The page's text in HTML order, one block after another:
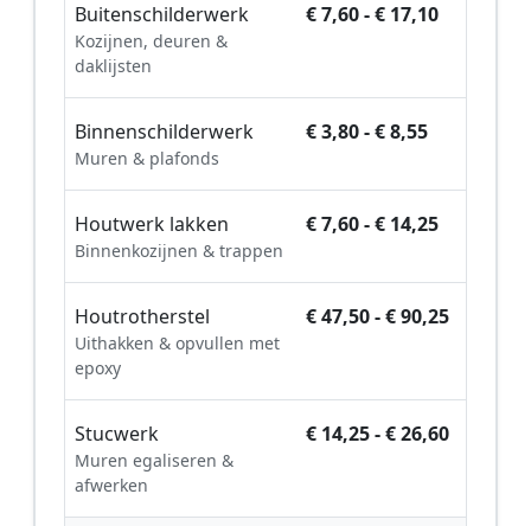
Buitenschilderwerk
Kozijnen, deuren &
daklijsten
€ 7,60 - € 17,10
Binnenschilderwerk
Muren & plafonds
€ 3,80 - € 8,55
Houtwerk lakken
Binnenkozijnen & trappen
€ 7,60 - € 14,25
Houtrotherstel
Uithakken & opvullen met
epoxy
€ 47,50 - € 90,25
Stucwerk
Muren egaliseren &
afwerken
€ 14,25 - € 26,60